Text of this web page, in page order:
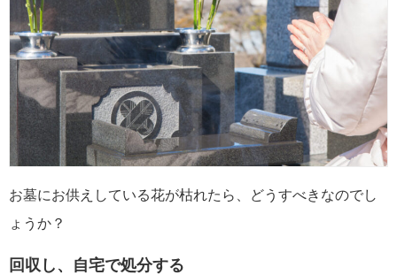
お墓にお供えしている花が枯れたら、どうすべきなのでし
ょうか？
回収し、自宅で処分する